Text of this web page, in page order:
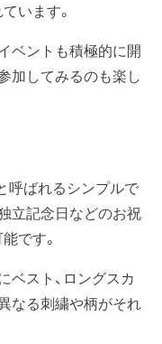
います。
ベントも積極的に開
加してみるのも楽し
呼ばれるシンプルで
立記念日などのお祝
です。
ベスト、ロングスカ
なる刺繍や柄がそれ